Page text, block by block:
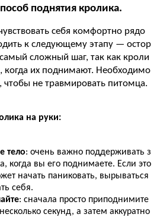
поднятия кролика.
себя комфортно рядо
к следующему этапу — остор
сложный шаг, так как кроли
когда их поднимают. Необходимо
чтобы не травмировать питомца.
на руки:
тело: очень важно поддерживать з
когда вы его поднимаете. Если это
начать паниковать, вырываться
себя.
: сначала просто приподнимите
секунд, а затем аккуратно